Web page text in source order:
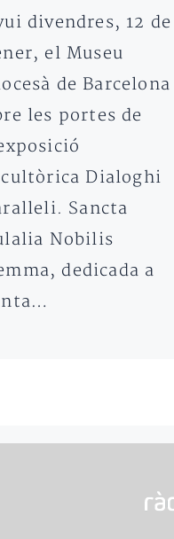
divendres, 12 de
el Museu
de Barcelona
les portes de
Dialoghi
Sancta
Nobilis
dedicada a